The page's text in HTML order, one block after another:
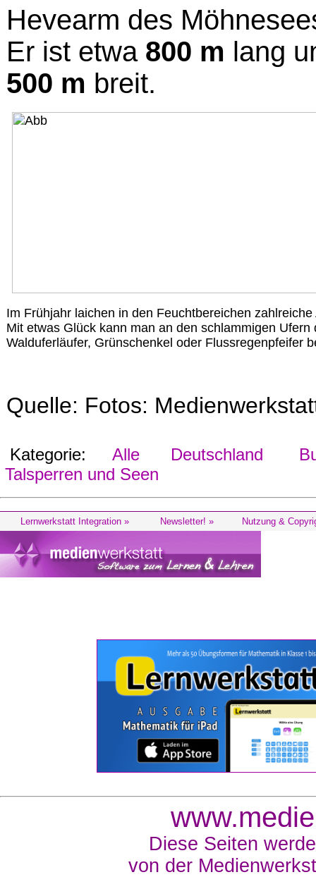
Hevearm des
Er ist etwa 800 m lang
500 m breit.
Im Frühjahr laichen in den Feuchtbereichen
Mit etwas Glück kann man an den schlammigen
Walduferläufer, Grünschenkel oder Flussregenpfeifer
Quelle: Fotos:
Kategorie: Alle Deutschland
Talsperren und Seen
Lernwerkstatt Integration » Newsletter! » Nutzung &
Diese Seiten
von der